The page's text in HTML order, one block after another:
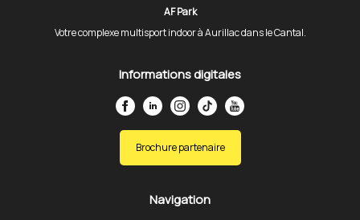
AF Park
Votre complexe multisport indoor à Aurillac dans le Cantal.
Informations digitales
Brochure partenaire
Navigation